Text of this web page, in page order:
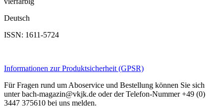
Deutsch
ISSN: 1611-5724
Informationen zur Produktsicherheit (GPSR)
Für Fragen rund um Aboservice und Bestellung können Sie sich
unter bach-magazin@vkjk.de oder der Telefon-Nummer +49 (0)
3447 375610 bei uns melden.